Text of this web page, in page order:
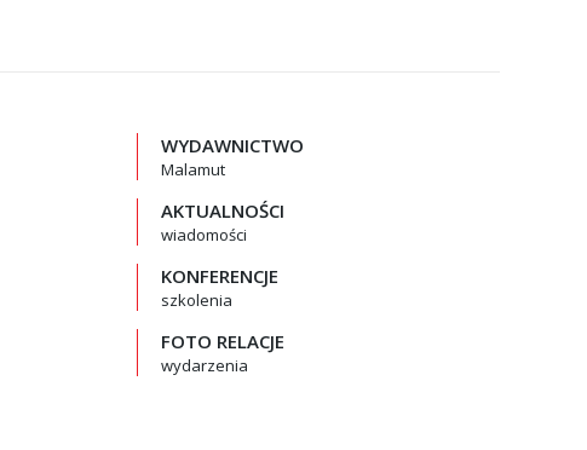
WYDAWNICTWO
Malamut
AKTUALNOŚCI
wiadomości
KONFERENCJE
szkolenia
FOTO RELACJE
wydarzenia